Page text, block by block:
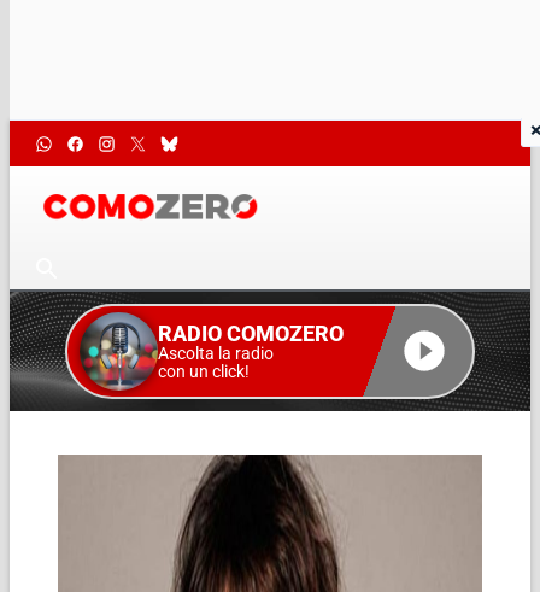
RADIO COMOZERO
Ascolta la radio
con un click!